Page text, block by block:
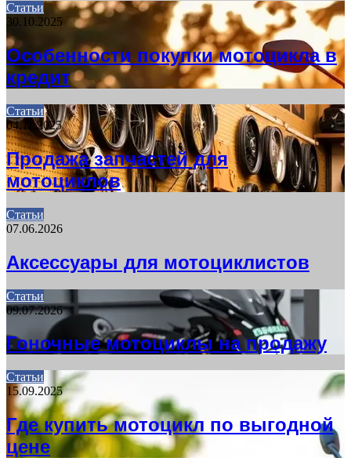
Статьи
30.10.2025
Особенности покупки мотоцикла в
кредит
Статьи
04.11.2025
Продажа запчастей для
мотоциклов
Статьи
07.06.2026
Аксессуары для мотоциклистов
Статьи
09.07.2026
Гоночные мотоциклы на продажу
Статьи
15.09.2025
Где купить мотоцикл по выгодной
цене